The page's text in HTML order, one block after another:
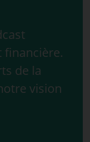
financière.
de la
vision